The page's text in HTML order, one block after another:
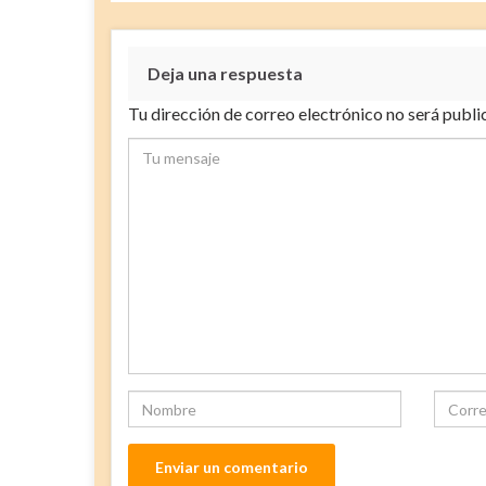
Deja una respuesta
Tu dirección de correo electrónico no será